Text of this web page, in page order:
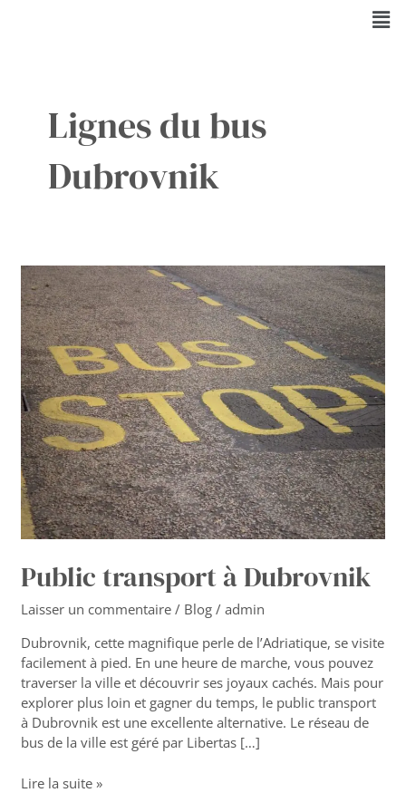
Lignes du bus
Dubrovnik
Public transport à Dubrovnik
Laisser un commentaire / Blog /admin
Dubrovnik, cette magnifique perle de l’Adriatique, se visite
facilement à pied. En une heure de marche, vous pouvez
traverser la ville et découvrir ses joyaux cachés. Mais pour
explorer plus loin et gagner du temps, le public transport
à Dubrovnik est une excellente alternative. Le réseau de
bus de la ville est géré par Libertas […]
Public
transport
à
Dubrovnik
Lire la suite »